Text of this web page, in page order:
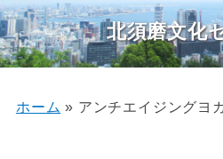
北須磨文化
ホーム » アンチエイジングヨ